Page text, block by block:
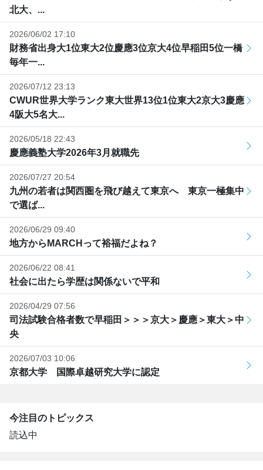
北大、...
2026/06/02 17:10
財務省出身大1位東大2位慶應3位京大4位早稲田5位一橋
毎年一...
2026/07/12 23:13
CWUR世界大学ランク東大世界13位1位東大2京大3慶應
4阪大5名大...
2026/05/18 22:43
慶應義塾大学2026年3月就職先
2026/07/27 20:54
九州の若者は関西圏を飛び越えて東京へ 東京一極集中
で選ば...
2026/06/29 09:40
地方からMARCHって裕福だよね？
2026/06/22 08:41
社会に出たら学歴は関係ないで平和
2026/04/29 07:56
司法試験合格者数で早稲田＞＞＞京大＞慶應＞東大＞中
央
2026/07/03 10:06
京都大学 国際卓越研究大学に認定
今注目のトピックス
読込中